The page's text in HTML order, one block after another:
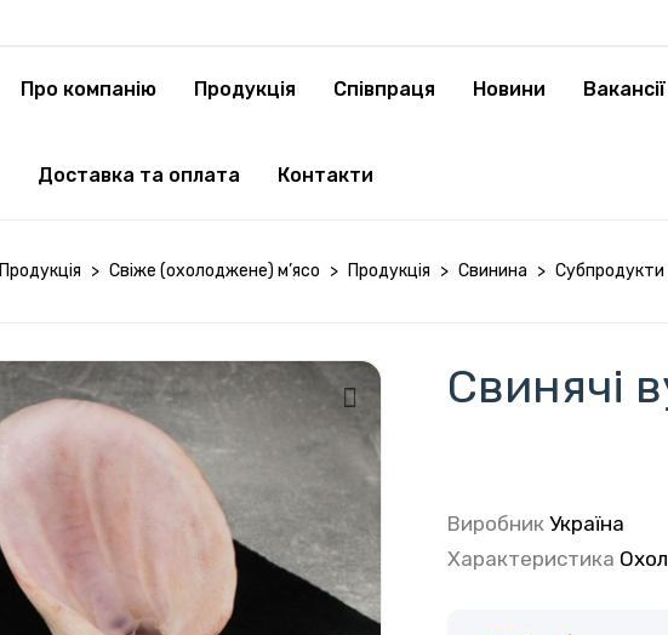
Про компанію Продукція Cпівпраця Новини Вакансії
Доставка та оплата Контакти
Продукція > Свіже (охолоджене) м’ясо > Продукція > Свинина > Субпродукти
Свинячі
Виробник Україна
Характеристика